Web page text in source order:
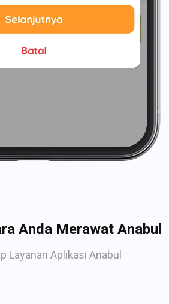
Anda Merawat Anabul
Layanan Aplikasi Anabul